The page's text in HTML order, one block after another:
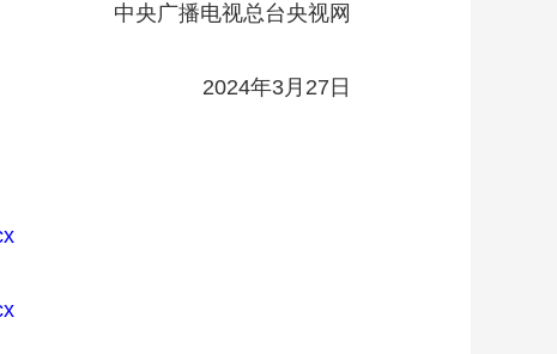
中央广播电视总台央视网
2024年3月27日